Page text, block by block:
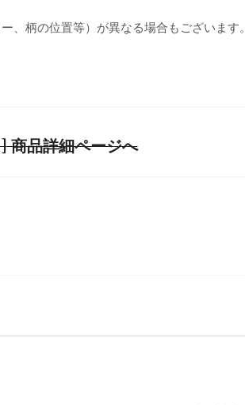
、柄の位置等）が異なる場合もございます。
品詳細ページへ